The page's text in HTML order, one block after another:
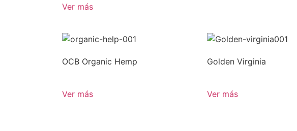
Ver más
OCB Organic Hemp
Ver más
Golden Virginia
Ver más